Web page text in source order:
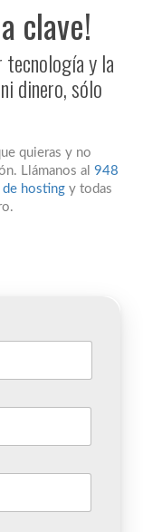
clave!
tecnología y la
dinero, sólo
quieras y no
Llámanos al 948
de hosting y todas